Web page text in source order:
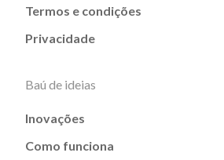
Termos e condições
Privacidade
Baú de ideias
Inovações
Como funciona